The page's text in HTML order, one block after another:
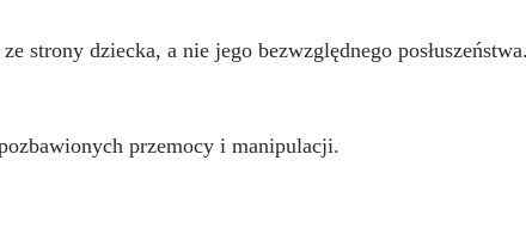
strony dziecka, a nie jego bezwzględnego
przemocy i manipulacji.